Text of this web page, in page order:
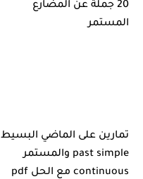
20 جملة عن المضارع
المستمر
تمارين على الماضي البسيط
past simple والمستمر
continuous مع الحل pdf